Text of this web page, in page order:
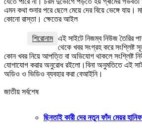
এমন কথা শুনার পরে ছেলে মেয়ে দের বিয়ে ভেঙ্গে যায়।
কোনো রাস্তা। ক্ষেতের আইল
শিরোনাম এই সাইটে নিজম্ব নিউজ তৈরির
থেকে খবর সংগ্রহ করে সংশ্লিষ্ট
কোন খবর নিয়ে আপত্তি বা অভিযোগ থাকলে সংশ্লিষ্ট
যোগাযোগ করার অনুরোধ রইলো।বিনা অনুমতিতে এই
অডিও ও ভিডিও ব্যবহার করা বেআইনি।
জাতীয় সর্বশেষ
ছিনতাই কারী দের নতুন ফাঁদ মেয়র